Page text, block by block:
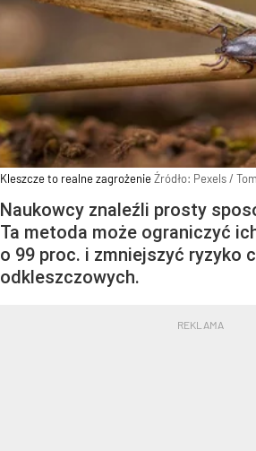
Kleszcze to realne zagrożenieŹródło: Pexels/
Naukowcy znaleźli prosty
Ta metoda może ograniczyć
o 99 proc. i zmniejszyć ryzyko
odkleszczowych.